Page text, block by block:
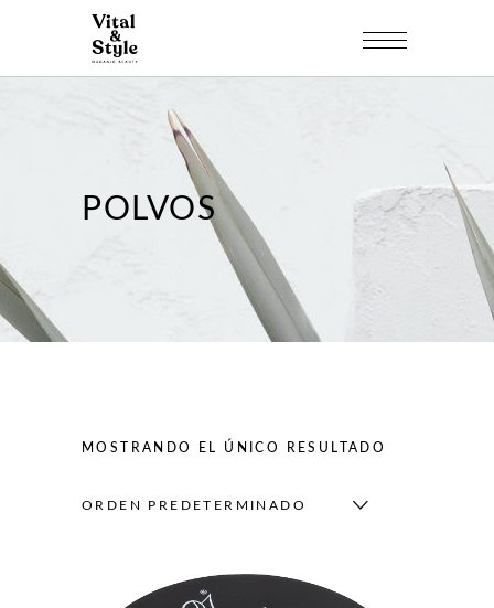
POLVOS
MOSTRANDO EL ÚNICO RESULTADO
ORDEN PREDETERMINADO